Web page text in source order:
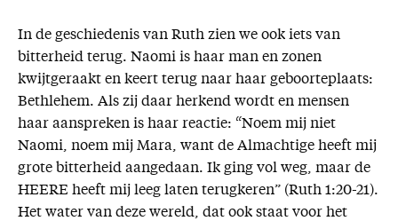
In de geschiedenis van Ruth zien we ook iets van
bitterheid terug. Naomi is haar man en zonen
kwijtgeraakt en keert terug naar haar geboorteplaats:
Bethlehem. Als zij daar herkend wordt en mensen
haar aanspreken is haar reactie: “Noem mij niet
Naomi, noem mij Mara, want de Almachtige heeft mij
grote bitterheid aangedaan. Ik ging vol weg, maar de
HEERE heeft mij leeg laten terugkeren” (Ruth 1:20-21).
Het water van deze wereld, dat ook staat voor het